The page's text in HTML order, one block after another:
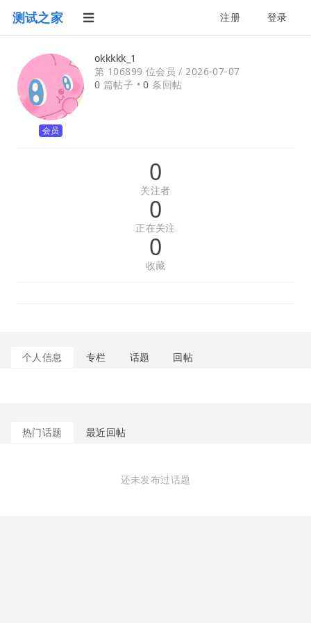
测试之家 注册 登录
会员
okkkkk_1
第 106899 位会员 /2026-07-07
0 篇帖子 •0 条回帖
0
关注者
0
正在关注
0
收藏
个人信息 专栏 话题 回帖
热门话题 最近回帖
还未发布过话题